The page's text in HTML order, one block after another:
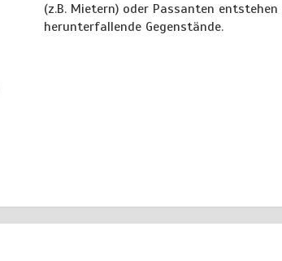
(z.B. Mietern) oder Passanten
herunterfallende Gegenstände.